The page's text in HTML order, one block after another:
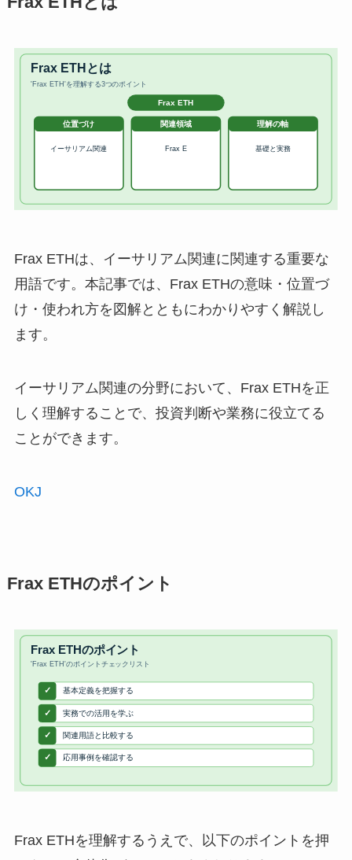
Frax ETHは、イーサリアム関連に関連する重要な
用語です。本記事では、Frax ETHの意味・位置づ
け・使われ方を図解とともにわかりやすく解説し
ます。
イーサリアム関連の分野において、Frax ETHを正
しく理解することで、投資判断や業務に役立てる
ことができます。
OKJ
Frax ETHのポイント
Frax ETHを理解するうえで、以下のポイントを押